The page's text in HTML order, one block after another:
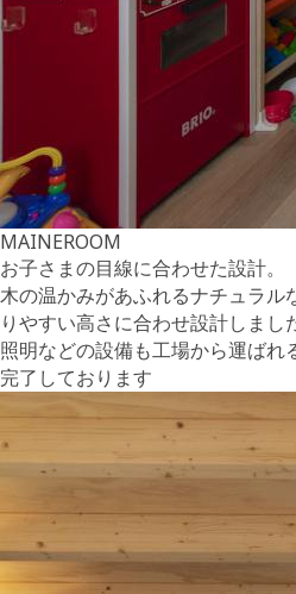
MAINEROOM
お子さまの目線に合わせた設計。
木の温かみがあふれるナチュラル
りやすい高さに合わせ設計しまし
照明などの設備も工場から運ば
完了しております